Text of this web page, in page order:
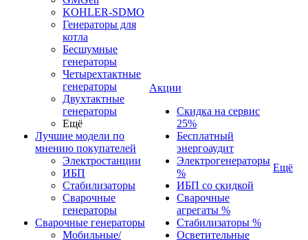
KOHLER-SDMO
Генераторы для
котла
Бесшумные
генераторы
Четырехтактные
генераторы
Двухтактные
генераторы
Ещё
Лучшие модели по
мнению покупателей
Электростанции
ИБП
Стабилизаторы
Сварочные
генераторы
Сварочные генераторы
Мобильные/
Акции
Скидка на сервис
25%
Бесплатный
энергоаудит
Электрогенераторы
%
ИБП со скидкой
Сварочные
агрегаты %
Стабилизаторы %
Осветительные
Ещё